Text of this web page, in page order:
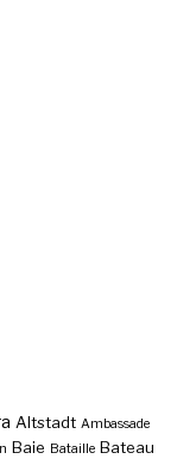
Altstadt Ambassade
Baie Bataille Bateau